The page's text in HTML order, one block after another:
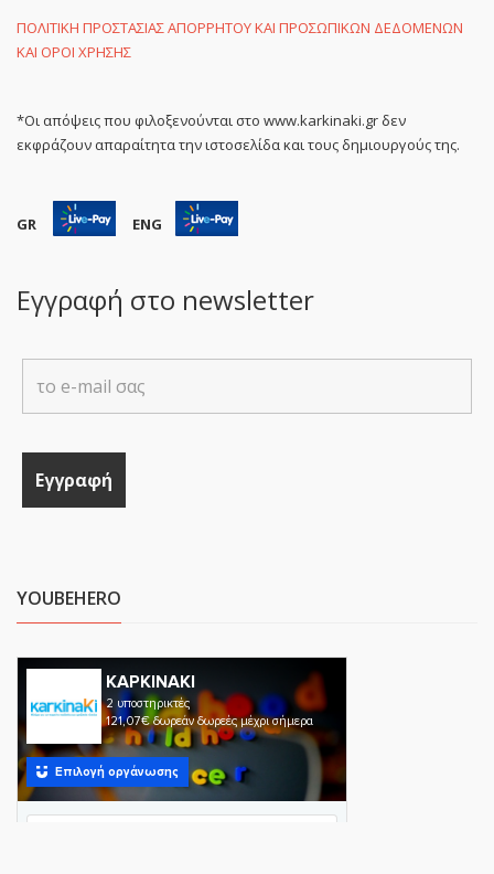
ΠΟΛΙΤΙΚΗ ΠΡΟΣΤΑΣΙΑΣ ΑΠΟΡΡΗΤΟΥ ΚΑΙ ΠΡΟΣΩΠΙΚΩΝ ΔΕΔΟΜΕΝΩΝ
ΚΑΙ ΟΡΟΙ ΧΡΗΣΗΣ
*Οι απόψεις που φιλοξενούνται στο www.karkinaki.gr δεν
εκφράζουν απαραίτητα την ιστοσελίδα και τους δημιουργούς της.
GR ENG
Εγγραφή στο newsletter
YOUBEHERO